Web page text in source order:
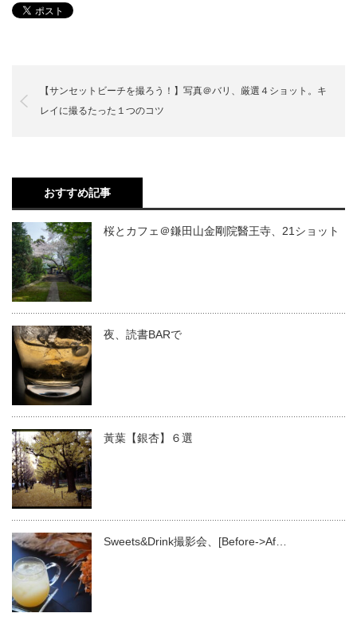
【サンセットビーチを撮ろう！】写真＠バリ、厳選４ショット。キ
レイに撮るたった１つのコツ
おすすめ記事
桜とカフェ＠鎌田山金剛院醫王寺、21ショット
夜、読書BARで
黃葉【銀杏】６選
Sweets&Drink撮影会、[Before->Af…